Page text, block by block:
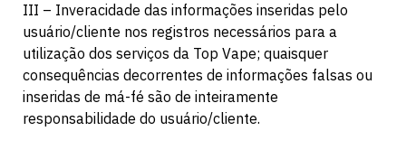
III – Inveracidade das informações inseridas pelo
usuário/cliente nos registros necessários para a
utilização dos serviços da Top Vape; quaisquer
consequências decorrentes de informações falsas ou
inseridas de má-fé são de inteiramente
responsabilidade do usuário/cliente.